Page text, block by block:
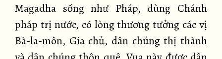
Magadha sống như Pháp, dùng Chánh
pháp trị nước, có lòng thương tưởng các vị
Bà-la-môn, Gia chủ, dân chúng thị thành